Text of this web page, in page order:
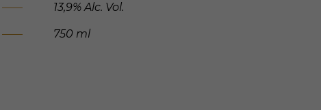
13,9% Alc. Vol.
750 ml